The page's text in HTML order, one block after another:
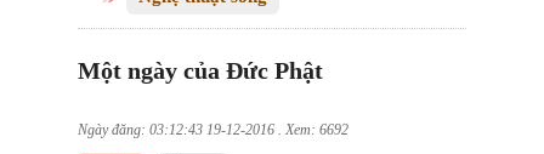
Một ngày của Đức Phật
Ngày đăng: 03:12:43 19-12-2016 . Xem: 6692